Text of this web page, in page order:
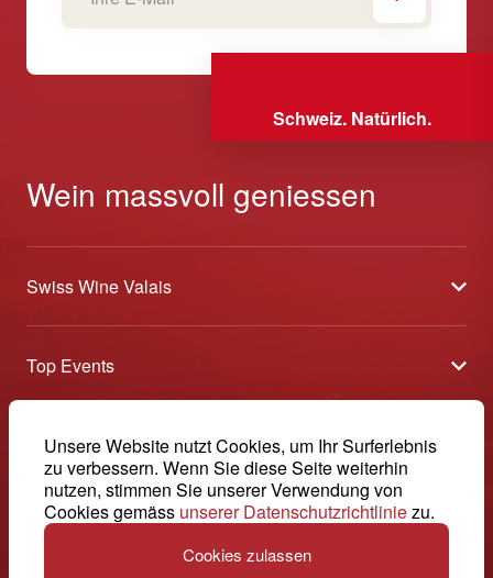
Unsere Website nutzt Cookies, um Ihr Surferlebnis
zu verbessern. Wenn Sie diese Seite weiterhin
nutzen, stimmen Sie unserer Verwendung von
Cookies gemäss unserer Datenschutzrichtliniezu.
Cookies zulassen
Schweiz. Natürlich.
Wein massvoll geniessen
Swiss Wine Valais
Über uns
Allgemeine Geschäftsbedingungen
Medien
Kontakt
Top Events
Offene Weinkeller
Tavolata
Sélection (Ergebnisse)
Swiss Wine Valais - Avenue de la Gare 2 - CP 144 - 1964
Conthey - Suisse
© 2026, Swiss Wine Valais
Deutsch (Schweiz)